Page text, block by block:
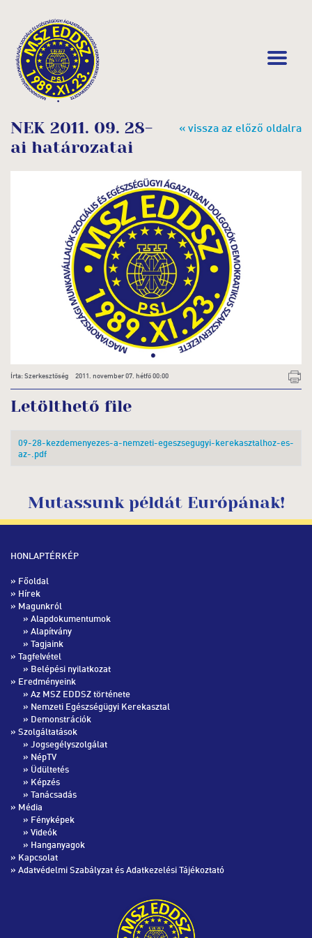
« vissza az előző oldalra
NEK 2011. 09. 28-
ai határozatai
Írta: Szerkesztőség 2011. november 07. hétfő 00:00
Letölthető file
09-28-kezdemenyezes-a-nemzeti-egeszsegugyi-kerekasztalhoz-es-
az-.pdf
Mutassunk példát Európának!
HONLAPTÉRKÉP
» Főoldal
» Hírek
» Magunkról
» Alapdokumentumok
» Alapítvány
» Tagjaink
» Tagfelvétel
» Belépési nyilatkozat
» Eredményeink
» Az MSZ EDDSZ története
» Nemzeti Egészségügyi Kerekasztal
» Demonstrációk
» Szolgáltatások
» Jogsegélyszolgálat
» NépTV
» Üdültetés
» Képzés
» Tanácsadás
» Média
» Fényképek
» Videók
» Hanganyagok
» Kapcsolat
» Adatvédelmi Szabályzat és Adatkezelési Tájékoztató